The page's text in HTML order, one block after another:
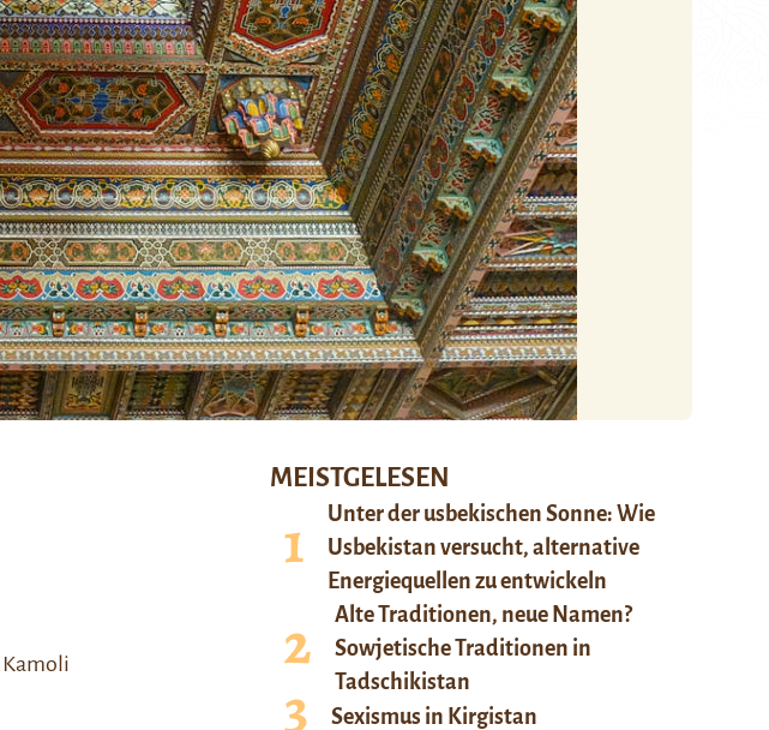
Kamoli
MEISTGELESEN
Unter der usbekischen Sonne: Wie
Usbekistan versucht, alternative
Energiequellen zu entwickeln
Alte Traditionen, neue Namen?
Sowjetische Traditionen in
Tadschikistan
Sexismus in Kirgistan